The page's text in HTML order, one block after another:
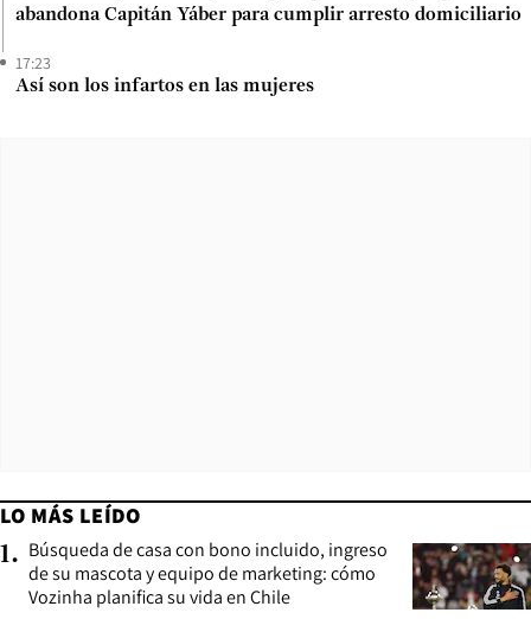
abandona Capitán Yáber para cumplir arresto domiciliario
17:23
Así son los infartos en las mujeres
LO MÁS LEÍDO
1. Búsqueda de casa con bono incluido, ingreso
de su mascota y equipo de marketing: cómo
Vozinha planifica su vida en Chile